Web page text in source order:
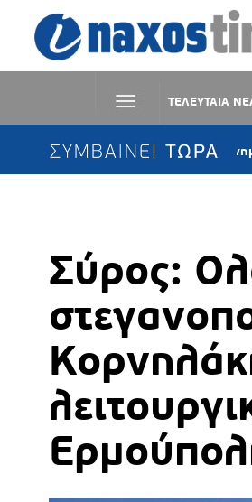
ΤΕΛΕΥΤΑΙΑ
ΣΥΜΒΑΙΝΕΙ ΤΩΡΑ
Σύρος: Δράση ενημέρωσης
Σύρος: